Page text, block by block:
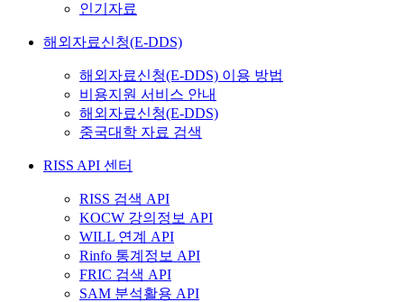
인기자료
해외자료신청(E-DDS)
해외자료신청(E-DDS) 이용 방법
비용지원 서비스 안내
해외자료신청(E-DDS)
중국대학 자료 검색
RISS API 센터
RISS 검색 API
KOCW 강의정보 API
WILL 연계 API
Rinfo 통계정보 API
FRIC 검색 API
SAM 분석활용 API